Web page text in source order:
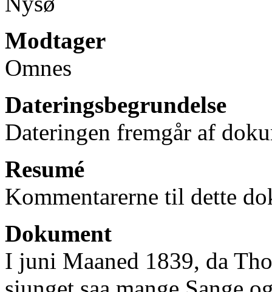
Modtager
Omnes
Dateringsbegrundelse
Dateringen fremgår af
Resumé
Kommentarerne til dette
Dokument
I juni Maaned 1839, da